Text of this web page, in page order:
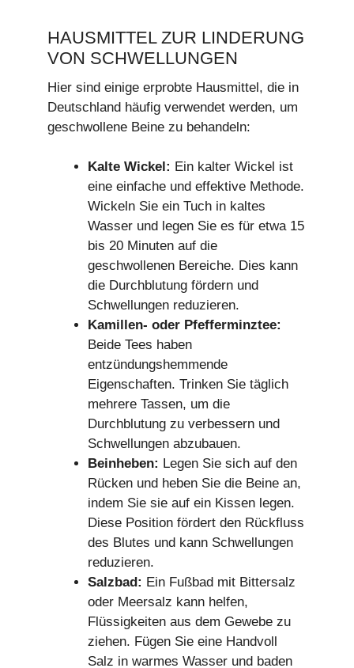
HAUSMITTEL ZUR LINDERUNG
VON SCHWELLUNGEN
Hier sind einige erprobte Hausmittel, die in
Deutschland häufig verwendet werden, um
geschwollene Beine zu behandeln:
Kalte Wickel: Ein kalter Wickel ist
eine einfache und effektive Methode.
Wickeln Sie ein Tuch in kaltes
Wasser und legen Sie es für etwa 15
bis 20 Minuten auf die
geschwollenen Bereiche. Dies kann
die Durchblutung fördern und
Schwellungen reduzieren.
Kamillen- oder Pfefferminztee:
Beide Tees haben
entzündungshemmende
Eigenschaften. Trinken Sie täglich
mehrere Tassen, um die
Durchblutung zu verbessern und
Schwellungen abzubauen.
Beinheben: Legen Sie sich auf den
Rücken und heben Sie die Beine an,
indem Sie sie auf ein Kissen legen.
Diese Position fördert den Rückfluss
des Blutes und kann Schwellungen
reduzieren.
Salzbad: Ein Fußbad mit Bittersalz
oder Meersalz kann helfen,
Flüssigkeiten aus dem Gewebe zu
ziehen. Fügen Sie eine Handvoll
Salz in warmes Wasser und baden